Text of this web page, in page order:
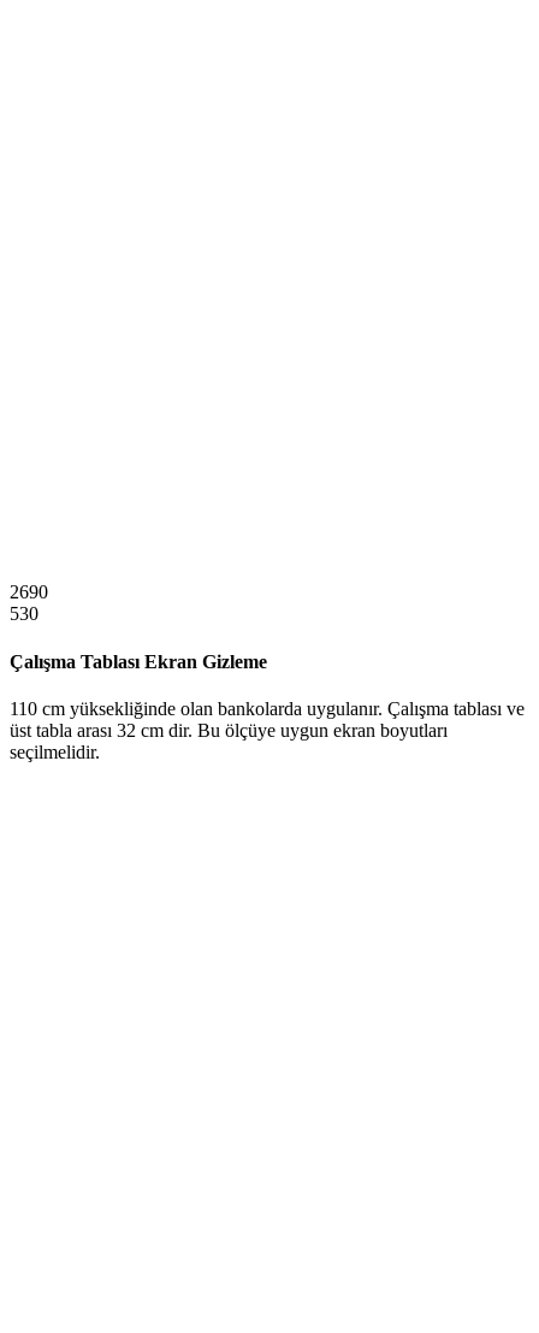
2690
530
Çalışma Tablası Ekran Gizleme
110 cm yüksekliğinde olan bankolarda uygulanır. Çalışma tablası ve
üst tabla arası 32 cm dir. Bu ölçüye uygun ekran boyutları
seçilmelidir.